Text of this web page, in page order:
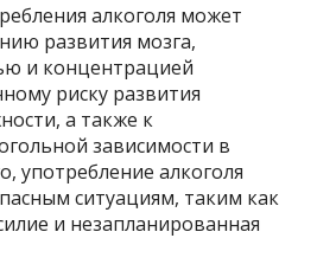
алкоголя может
развития мозга,
и концентрацией
риску развития
а также к
зависимости в
употребление алкоголя
ситуациям, таким как
и незапланированная